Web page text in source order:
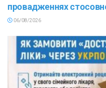
провадженнях
06/08/2026